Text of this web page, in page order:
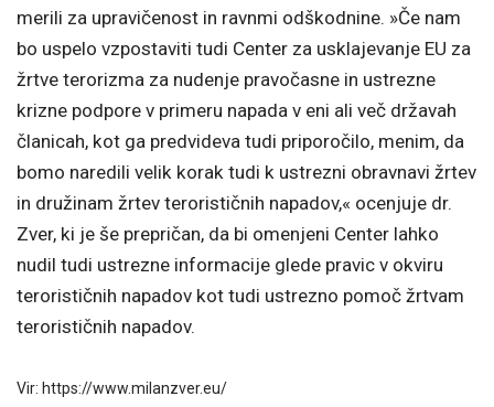
merili za upravičenost in ravnmi odškodnine. »Če nam
bo uspelo vzpostaviti tudi Center za usklajevanje EU za
žrtve terorizma za nudenje pravočasne in ustrezne
krizne podpore v primeru napada v eni ali več državah
članicah, kot ga predvideva tudi priporočilo, menim, da
bomo naredili velik korak tudi k ustrezni obravnavi žrtev
in družinam žrtev terorističnih napadov,« ocenjuje dr.
Zver, ki je še prepričan, da bi omenjeni Center lahko
nudil tudi ustrezne informacije glede pravic v okviru
terorističnih napadov kot tudi ustrezno pomoč žrtvam
terorističnih napadov.
Vir: https://www.milanzver.eu/